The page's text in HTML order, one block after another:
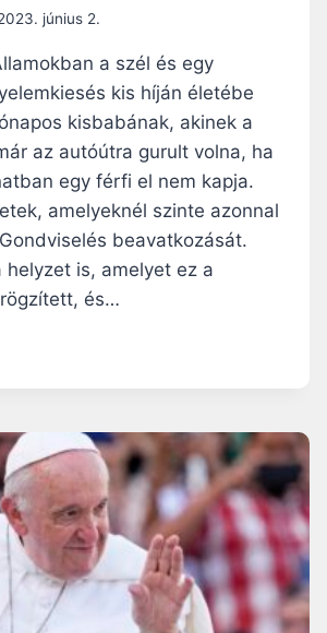
június 2.
a szél és egy
kis híján életébe
kisbabának, akinek a
az autóútra gurult volna, ha
egy férfi el nem kapja.
amelyeknél szinte azonnal
beavatkozását.
helyzet is, amelyet ez a
és…